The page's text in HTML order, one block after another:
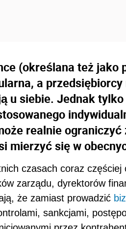
(określana też jako
a
u siebie. Jednak
realnie
mierzyć się w
czasach coraz
zarządu, dyrektorów
że zamiast prowadzić
sankcjami,